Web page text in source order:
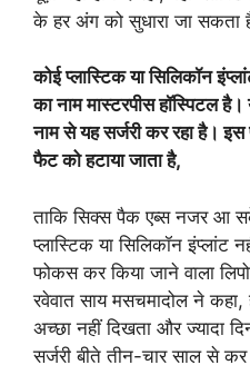
के हर अंग को सुधारा जा सकता
कोई प्लास्टिक या सिलिकॉन
का नाम मास्टरपीस हॉस्पिटल
नाम से यह सर्जरी कर रहा है।
फैट को हटाया जाता है,
ताकि सिक्स पैक एब्स नजर आ
प्लास्टिक या सिलिकॉन इंप्लांट
फोकस कर किया जाने वाला
रवेवात साय मसचमादोल ने कहा,
अच्छा नहीं दिखता और ज्यादा
सर्जरी बीते तीन-चार साल से